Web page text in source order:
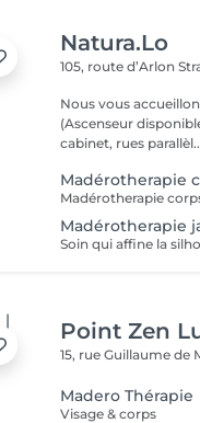
Natura.Lo
105, route d’Arlon
Nous vous
(Ascenseur disponible) (Possibilité de vous garer aux
cabinet, rues
Madérotherapie
Madérotherapie
Point Zen
15, rue Guillaume de
Madero Thérapie
Visage & corps